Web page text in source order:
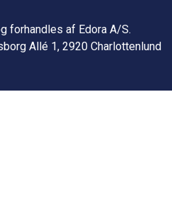
forhandles af Edora A/S.
Allé 1, 2920 Charlottenlund